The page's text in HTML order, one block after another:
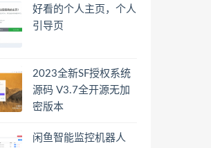
好看的个人主页，个人
引导页
2023全新SF授权系统
源码 V3.7全开源无加
密版本
闲鱼智能监控机器人